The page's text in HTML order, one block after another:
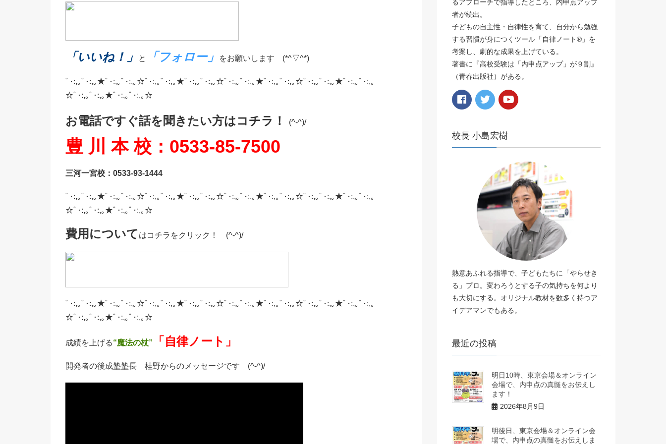
「いいね！」 と 「フォロー」 をお願いします (*^▽^*)
ﾟ･:,｡ﾟ･:,｡★ﾟ･:,｡ﾟ･:,｡☆ﾟ･:,｡ﾟ･:,｡★ﾟ･:,｡ﾟ･:,｡☆ﾟ･:,｡ﾟ･:,｡★ﾟ･:,｡ﾟ･:,｡☆ﾟ･:,｡ﾟ･:,｡★ﾟ･:,｡ﾟ･:,｡
☆ﾟ･:,｡ﾟ･:,｡★ﾟ･:,｡ﾟ･:,｡☆
お電話ですぐ話を聞きたい方はコチラ！ (^-^)/
豊 川 本 校：0533-85-7500
三河一宮校：0533-93-1444
ﾟ･:,｡ﾟ･:,｡★ﾟ･:,｡ﾟ･:,｡☆ﾟ･:,｡ﾟ･:,｡★ﾟ･:,｡ﾟ･:,｡☆ﾟ･:,｡ﾟ･:,｡★ﾟ･:,｡ﾟ･:,｡☆ﾟ･:,｡ﾟ･:,｡★ﾟ･:,｡ﾟ･:,｡
☆ﾟ･:,｡ﾟ･:,｡★ﾟ･:,｡ﾟ･:,｡☆
費用について はコチラをクリック！ (^-^)/
ﾟ･:,｡ﾟ･:,｡★ﾟ･:,｡ﾟ･:,｡☆ﾟ･:,｡ﾟ･:,｡★ﾟ･:,｡ﾟ･:,｡☆ﾟ･:,｡ﾟ･:,｡★ﾟ･:,｡ﾟ･:,｡☆ﾟ･:,｡ﾟ･:,｡★ﾟ･:,｡ﾟ･:,｡
☆ﾟ･:,｡ﾟ･:,｡★ﾟ･:,｡ﾟ･:,｡☆
成績を上げる“魔法の杖” 「自律ノート」
開発者の後成塾塾長 桂野からのメッセージです (^-^)/
るアプローチで指導したところ、内申点アップ
者が続出。
子どもの自主性・自律性を育て、自分から勉強
する習慣が身につくツール「自律ノート®️」を
考案し、劇的な成果を上げている。
著書に『高校受験は「内申点アップ」が９割』
（青春出版社）がある。
校長 小島宏樹
熱意あふれる指導で、子どもたちに「やらせき
る」プロ。変わろうとする子の気持ちを何より
も大切にする。オリジナル教材を数多く持つア
イデアマンでもある。
最近の投稿
明日10時、東京会場＆オンライン
会場で、内申点の真髄をお伝えし
ます！
2026年8月9日
明後日、東京会場＆オンライン会
場で、内申点の真髄をお伝えしま